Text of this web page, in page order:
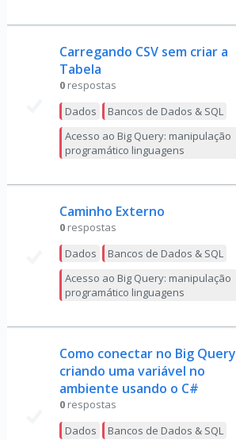
Carregando CSV sem criar a
Tabela
0 respostas
Dados
Bancos de Dados & SQL
Acesso ao Big Query: manipulação
programático linguagens
Caminho Externo
0 respostas
Dados
Bancos de Dados & SQL
Acesso ao Big Query: manipulação
programático linguagens
Como conectar no Big Query
criando uma variável no
ambiente usando o C#
0 respostas
Dados
Bancos de Dados & SQL